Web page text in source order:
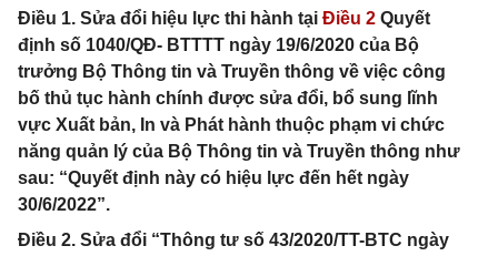
Điều 1. Sửa đổi hiệu lực thi hành tại Điều 2 Quyết
định số 1040/QĐ- BTTTT ngày 19/6/2020 của Bộ
trưởng Bộ Thông tin và Truyền thông về việc công
bố thủ tục hành chính được sửa đổi, bổ sung lĩnh
vực Xuất bản, In và Phát hành thuộc phạm vi chức
năng quản lý của Bộ Thông tin và Truyền thông như
sau: “Quyết định này có hiệu lực đến hết ngày
30/6/2022”.
Điều 2. Sửa đổi “Thông tư số 43/2020/TT-BTC ngày